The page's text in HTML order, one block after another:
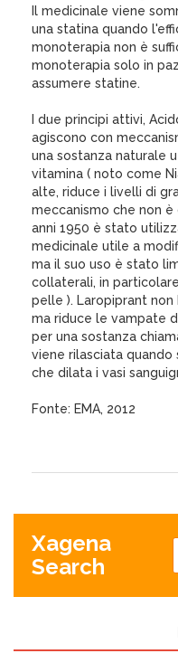
Il medicinale viene
una statina quando
monoterapia non è
monoterapia solo in
assumere statine.
I due principi attivi,
agiscono con
una sostanza naturale
vitamina ( noto come
alte, riduce i livelli di
meccanismo che non
anni 1950 è stato
medicinale utile a
ma il suo uso è stato
collaterali, in
pelle ). Laropiprant
ma riduce le vampate
per una sostanza
viene rilasciata quando
che dilata i vasi
Fonte: EMA, 2012
Xagena
Search